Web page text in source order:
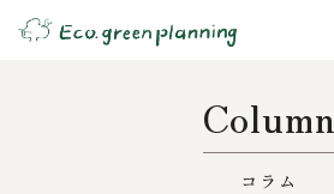
Column
コラム